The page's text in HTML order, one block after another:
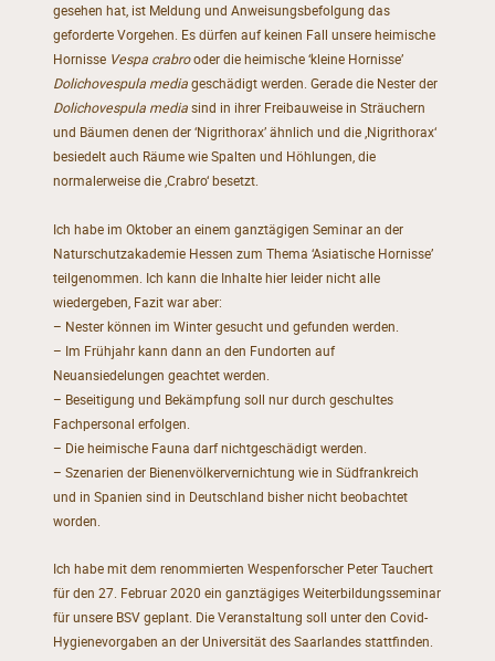
gesehen hat, ist Meldung und Anweisungsbefolgung das
geforderte Vorgehen. Es dürfen auf keinen Fall unsere heimische
Hornisse Vespa crabrooder die heimische ‘kleine Hornisse’
Dolichovespula mediageschädigt werden. Gerade die Nester der
Dolichovespula mediasind in ihrer Freibauweise in Sträuchern
und Bäumen denen der ‘Nigrithorax’ ähnlich und die ‚Nigrithorax‘
besiedelt auch Räume wie Spalten und Höhlungen, die
normalerweise die ‚Crabro‘ besetzt.
Ich habe im Oktober an einem ganztägigen Seminar an der
Naturschutzakademie Hessen zum Thema ‘Asiatische Hornisse’
teilgenommen. Ich kann die Inhalte hier leider nicht alle
wiedergeben, Fazit war aber:
– Nester können im Winter gesucht und gefunden werden.
– Im Frühjahr kann dann an den Fundorten auf
Neuansiedelungen geachtet werden.
– Beseitigung und Bekämpfung soll nur durch geschultes
Fachpersonal erfolgen.
– Die heimische Fauna darf nichtgeschädigt werden.
– Szenarien der Bienenvölkervernichtung wie in Südfrankreich
und in Spanien sind in Deutschland bisher nicht beobachtet
worden.
Ich habe mit dem renommierten Wespenforscher Peter Tauchert
für den 27. Februar 2020 ein ganztägiges Weiterbildungsseminar
für unsere BSV geplant. Die Veranstaltung soll unter den Covid-
Hygienevorgaben an der Universität des Saarlandes stattfinden.